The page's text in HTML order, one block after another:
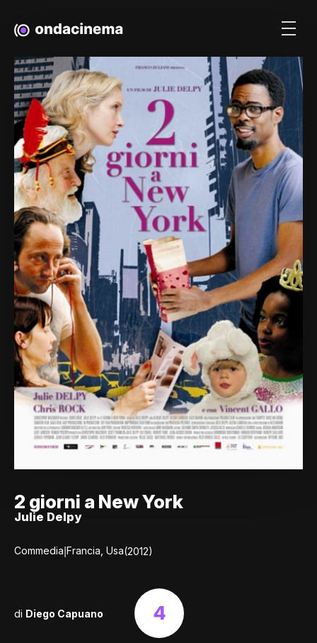
2 giorni a New York
Julie Delpy
Commedia|Francia, Usa(2012)
di Diego Capuano 4